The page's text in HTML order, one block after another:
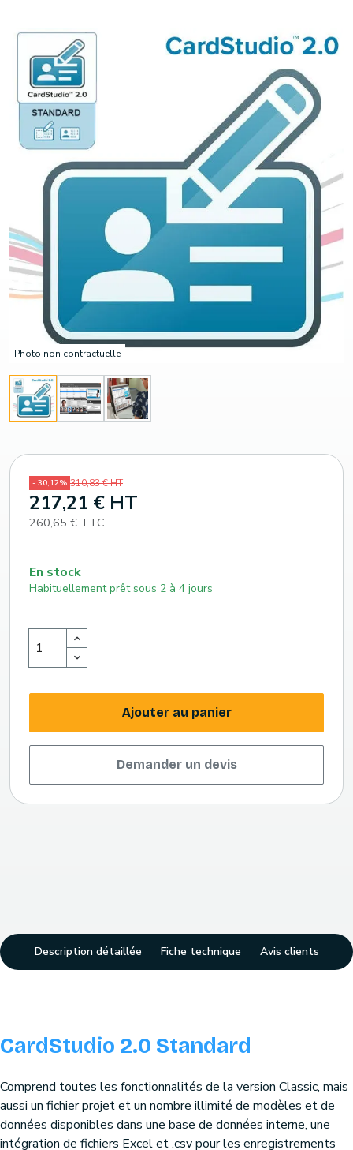
Photo non contractuelle
- 30,12% 310,83 € HT
217,21 € HT
260,65 € TTC
En stock
Habituellement prêt sous 2 à 4 jours
Ajouter au panier
Demander un devis
Description détaillée Fiche technique Avis clients
CardStudio 2.0 Standard
Comprend toutes les fonctionnalités de la version Classic, mais
aussi un fichier projet et un nombre illimité de modèles et de
données disponibles dans une base de données interne, une
intégration de fichiers Excel et .csv pour les enregistrements